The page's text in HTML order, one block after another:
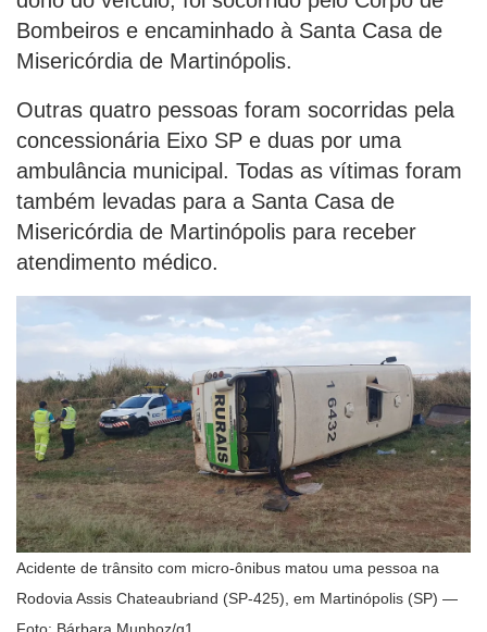
Bombeiros e encaminhado à Santa Casa de
Misericórdia de Martinópolis.
Outras quatro pessoas foram socorridas pela
concessionária Eixo SP e duas por uma
ambulância municipal. Todas as vítimas foram
também levadas para a Santa Casa de
Misericórdia de Martinópolis para receber
atendimento médico.
Acidente de trânsito com micro-ônibus matou uma pessoa na
Rodovia Assis Chateaubriand (SP-425), em Martinópolis (SP) —
Foto: Bárbara Munhoz/g1